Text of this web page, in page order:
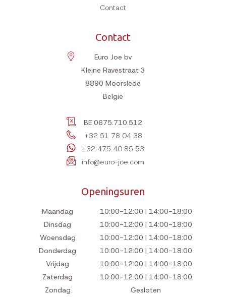
Contact
Contact
Euro Joe bv
Kleine Ravestraat 3
8890 Moorslede
België
BE 0675.710.512
+32 51 78 04 38
+32 475 40 85 53
info@euro-joe.com
Openingsuren
Maandag
10:00-12:00 | 14:00-18:00
Dinsdag
10:00-12:00 | 14:00-18:00
Woensdag
10:00-12:00 | 14:00-18:00
Donderdag
10:00-12:00 | 14:00-18:00
Vrijdag
10:00-12:00 | 14:00-18:00
Zaterdag
10:00-12:00 | 14:00-18:00
Zondag
Gesloten